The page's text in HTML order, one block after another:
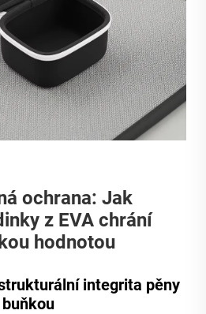
ochrana: Jak
z EVA chrání
hodnotou
integrita pěny